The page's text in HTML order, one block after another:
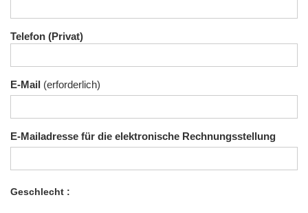
Telefon (Privat)
E-Mail
E-Mailadresse für die elektronische Rechnungsstellung
Geschlecht